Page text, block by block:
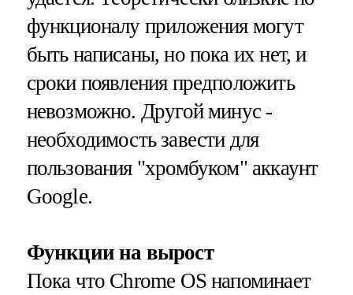
функционалу приложения могут
быть написаны, но пока их нет, и
сроки появления предположить
невозможно. Другой минус -
необходимость завести для
пользования "хромбуком" аккаунт
Google.
Функции на вырост
Пока что Chrome OS напоминает